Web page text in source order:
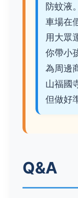
防蚊液
車場在
用大眾
你帶小
為周邊
山福國
但做好
Q&A